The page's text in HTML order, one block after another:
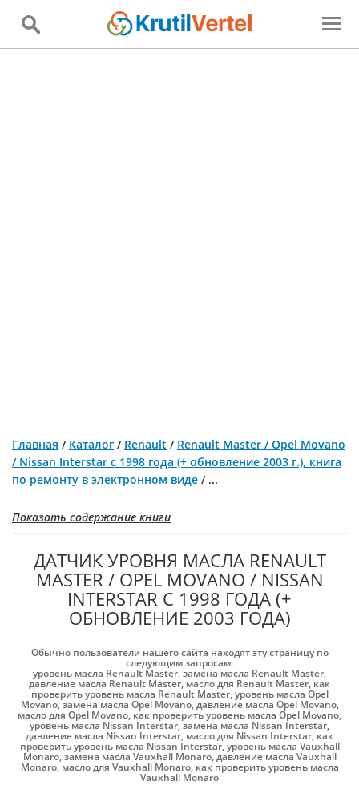
Главная / Каталог / Renault / Renault Master / Opel Movano
/ Nissan Interstar с 1998 года (+ обновление 2003 г.), книга
по ремонту в электронном виде / ...
Показать содержание книги
ДАТЧИК УРОВНЯ МАСЛА RENAULT
MASTER / OPEL MOVANO / NISSAN
INTERSTAR С 1998 ГОДА (+
ОБНОВЛЕНИЕ 2003 ГОДА)
Обычно пользователи нашего сайта находят эту страницу по
следующим запросам:
уровень масла Renault Master,замена масла Renault Master,
давление масла Renault Master, масло для Renault Master, как
проверить уровень масла Renault Master,уровень масла Opel
Movano,замена масла Opel Movano,давление масла Opel Movano,
масло для Opel Movano, как проверить уровень масла Opel Movano,
уровень масла Nissan Interstar,замена масла Nissan Interstar,
давление масла Nissan Interstar, масло для Nissan Interstar, как
проверить уровень масла Nissan Interstar,уровень масла Vauxhall
Monaro,замена масла Vauxhall Monaro,давление масла Vauxhall
Monaro, масло для Vauxhall Monaro, как проверить уровень масла
Vauxhall Monaro